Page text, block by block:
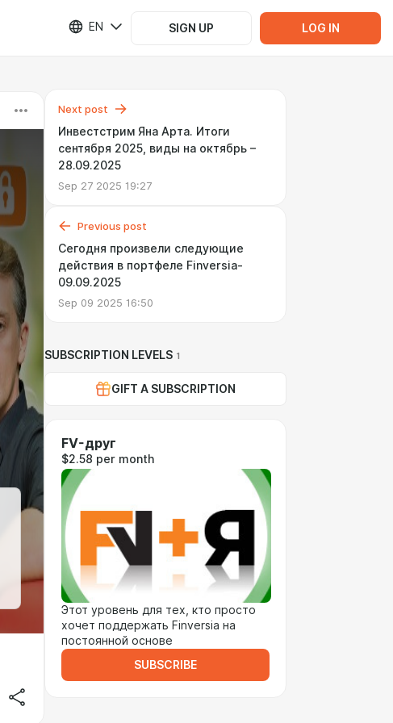
EN SIGN UP LOG IN
Next post
Инвестстрим Яна Арта. Итоги
сентября 2025, виды на октябрь –
28.09.2025
Sep 27 2025 19:27
Previous post
Сегодня произвели следующие
действия в портфеле Finversia-
09.09.2025
Sep 09 2025 16:50
SUBSCRIPTION LEVELS 1
GIFT A SUBSCRIPTION
FV-друг
$2.58 per month
Этот уровень для тех, кто просто
хочет поддержать Finversia на
постоянной основе
SUBSCRIBE